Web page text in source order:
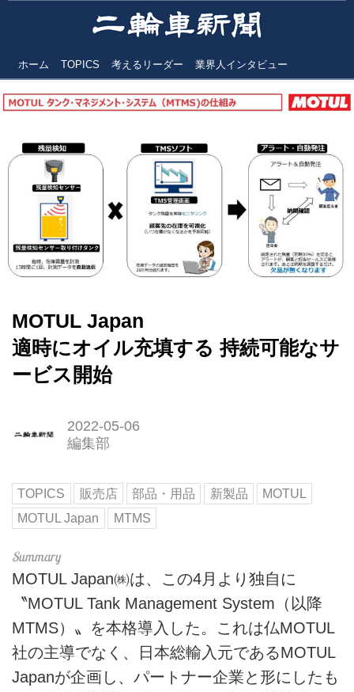
ホーム TOPICS 考えるリーダー 業界人インタビュー
MOTUL Japan
適時にオイル充填する 持続可能なサ
ービス開始
2022-05-06
編集部
TOPICS 販売店 部品・用品 新製品
MOTUL
MOTUL Japan
MTMS
MOTUL Japan㈱は、この4月より独自に
〝MOTUL Tank Management System（以降
MTMS）〟を本格導入した。これは仏MOTUL
社の主導でなく、日本総輸入元であるMOTUL
Japanが企画し、パートナー企業と形にしたも